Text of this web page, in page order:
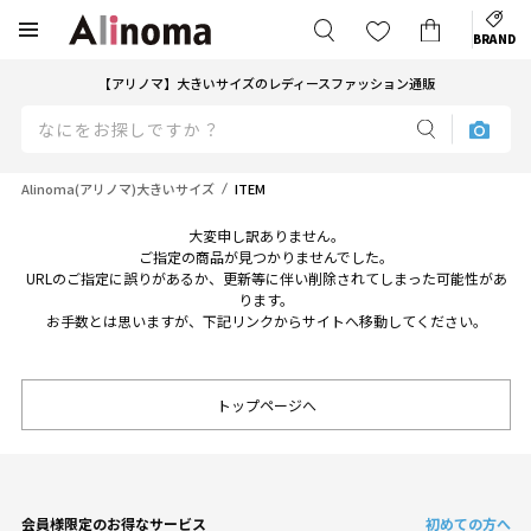
BRAND
【アリノマ】大きいサイズのレディースファッション通販
Alinoma(アリノマ)大きいサイズ ITEM
大変申し訳ありません。
ご指定の商品が見つかりませんでした。
URLのご指定に誤りがあるか、更新等に伴い削除されてしまった可能性があ
ります。
お手数とは思いますが、下記リンクからサイトへ移動してください。
トップページへ
会員様限定のお得なサービス 初めての方へ